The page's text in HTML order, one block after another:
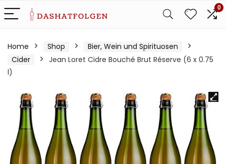
0
Home Shop
Bier, Wein und Spirituosen
Cider
Jean Loret Cidre Bouché Brut Réserve (6 x 0.75
l)